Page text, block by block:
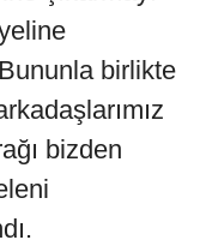
birlikte
bizden